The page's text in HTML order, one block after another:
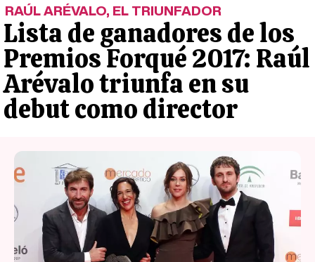
RAÚL ARÉVALO, EL TRIUNFADOR
Lista de ganadores de los
Premios Forqué 2017: Raúl
Arévalo triunfa en su
debut como director